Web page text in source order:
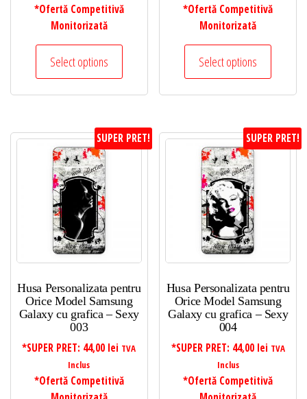
*Ofertă Competitivă
Monitorizată
Select options
*Ofertă Competitivă
Monitorizată
Select options
SUPER PRET!
Husa Personalizata pentru
Orice Model Samsung
Galaxy cu grafica – Sexy
003
*SUPER PRET: 44,00 lei TVA
Inclus
*Ofertă Competitivă
SUPER PRET!
Husa Personalizata pentru
Orice Model Samsung
Galaxy cu grafica – Sexy
004
*SUPER PRET: 44,00 lei TVA
Inclus
*Ofertă Competitivă